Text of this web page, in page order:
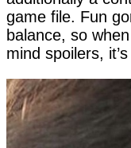
game file. Fun
balance, so
mind spoilers,